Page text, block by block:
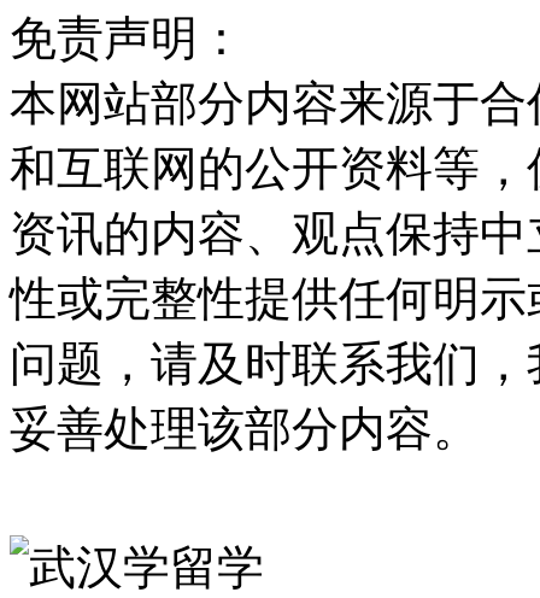
免责声明：
本网站部分内容来源于
和互联网的公开资料等
资讯的内容、观点保持
性或完整性提供任何明
问题，请及时联系我们
妥善处理该部分内容。